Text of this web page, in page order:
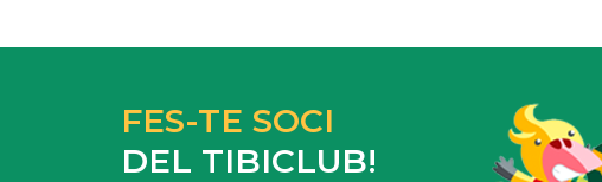
FES-TE SOCI
DEL TIBICLUB!